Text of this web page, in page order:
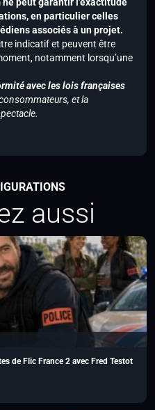
en particulier celles
associés à un projet.
indicatif et peuvent être
notamment lorsqu’une
avec les lois françaises
et la
aussi
de Flic France 2 avec Fred Testot